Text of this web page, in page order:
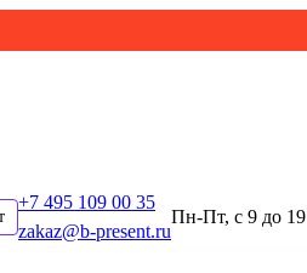
+7 495 109 00 35
zakaz@b-present.ru
Пн-Пт, с 9 до 19